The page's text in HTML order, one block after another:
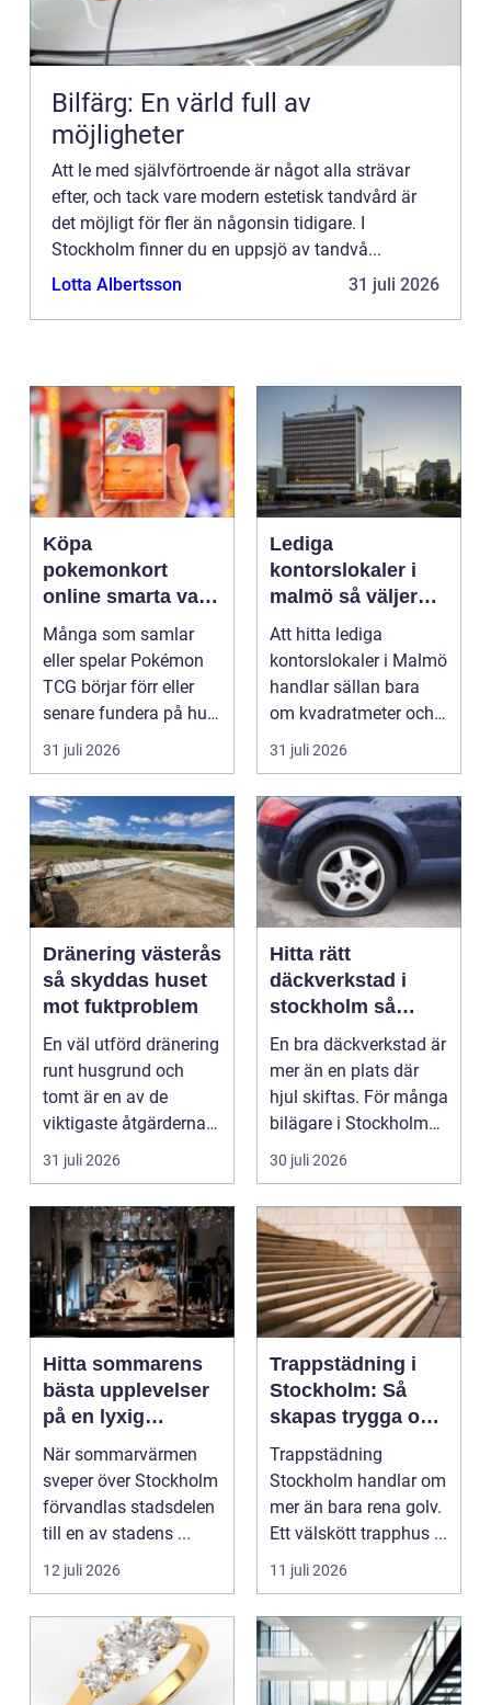
Bilfärg: En värld full av
möjligheter
Att le med självförtroende är något alla strävar
efter, och tack vare modern estetisk tandvård är
det möjligt för fler än någonsin tidigare. I
Stockholm finner du en uppsjö av tandvå...
Lotta Albertsson
31 juli 2026
Köpa
pokemonkort
online smarta val
för samlare och
spelare
Många som samlar
eller spelar Pokémon
TCG börjar förr eller
senare fundera på hur
de kan köpa kort p...
31 juli 2026
Lediga
kontorslokaler i
malmö så väljer
företag rätt läge
och lokal
Att hitta lediga
kontorslokaler i Malmö
handlar sällan bara
om kvadratmeter och
hyra. För många före...
31 juli 2026
Dränering västerås
så skyddas huset
mot fuktproblem
En väl utförd dränering
runt husgrund och
tomt är en av de
viktigaste åtgärderna
för att undvika fuk...
31 juli 2026
Hitta rätt
däckverkstad i
stockholm så
väljer du tryggt
och smart
En bra däckverkstad är
mer än en plats där
hjul skiftas. För många
bilägare i Stockholm
handlar vale...
30 juli 2026
Hitta sommarens
bästa upplevelser
på en lyxig
uteservering på
Östermalm
När sommarvärmen
sveper över Stockholm
förvandlas stadsdelen
till en av stadens ...
12 juli 2026
Trappstädning i
Stockholm: Så
skapas trygga och
trivsamma
trapphus
Trappstädning
Stockholm handlar om
mer än bara rena golv.
Ett välskött trapphus ...
11 juli 2026